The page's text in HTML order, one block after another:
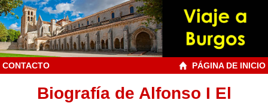
CONTACTO PÁGINA DE INICIO
Biografía de Alfonso I El